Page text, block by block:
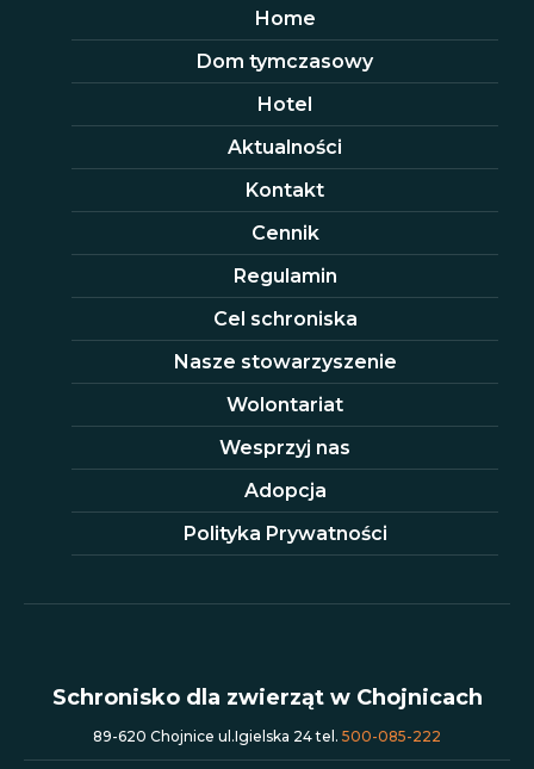
Home
Dom tymczasowy
Hotel
Aktualności
Kontakt
Cennik
Regulamin
Cel schroniska
Nasze stowarzyszenie
Wolontariat
Wesprzyj nas
Adopcja
Polityka Prywatności
Schronisko dla zwierząt w Chojnicach
89-620 Chojnice ul.Igielska 24 tel. 500-085-222